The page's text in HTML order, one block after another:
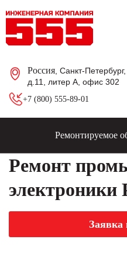
Россия , Санкт-
д.11, литер А, офис 302
+7 (800) 555-89-01
Ремонтируемое
Ремонт
электроники
Заявка